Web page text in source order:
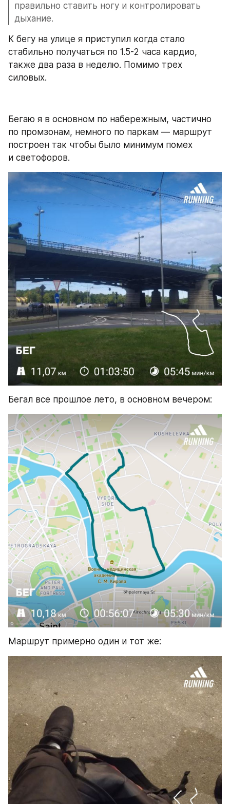
правильно ставить ногу и контролировать
дыхание.
К бегу на улице я приступил когда стало
стабильно получаться по 1.5-2 часа кардио,
также два раза в неделю. Помимо трех
силовых.
Бегаю я в основном по набережным, частично
по промзонам, немного по паркам — маршрут
построен так чтобы было минимум помех
и светофоров.
Бегал все прошлое лето, в основном вечером:
Маршрут примерно один и тот же: